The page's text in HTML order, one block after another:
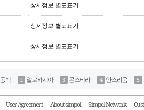
상세정보 별도표기
상세정보 별도표기
상세정보 별도표기
동백 알로카시아 몬스테라 안스리움
User Agreement About simpol Simpol Network